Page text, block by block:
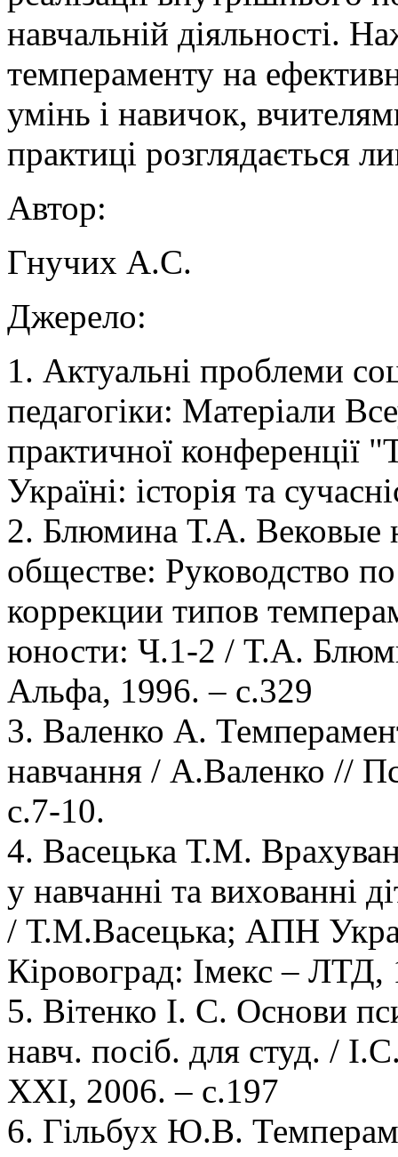
навчальній діяльності.
темпераменту на
умінь і навичок,
практиці розглядається
Автор:
Гнучих А.С.
Джерело:
1. Актуальні проблеми
педагогіки: Матеріали
практичної конференції
Україні: історія та
2. Блюмина Т.А. Вековые
обществе: Руководство
коррекции типов
юности: Ч.1-2 / Т.А.
Альфа, 1996. – с.329
3. Валенко А.
навчання / А.Валенко //
с.7-10.
4. Васецька Т.М.
у навчанні та вихованні
/ Т.М.Васецька; АПН
Кіровоград: Імекс – ЛТД,
5. Вітенко І. С. Основи
навч. посіб. для студ. /
ХХІ, 2006. – с.197
6. Гільбух Ю.В.